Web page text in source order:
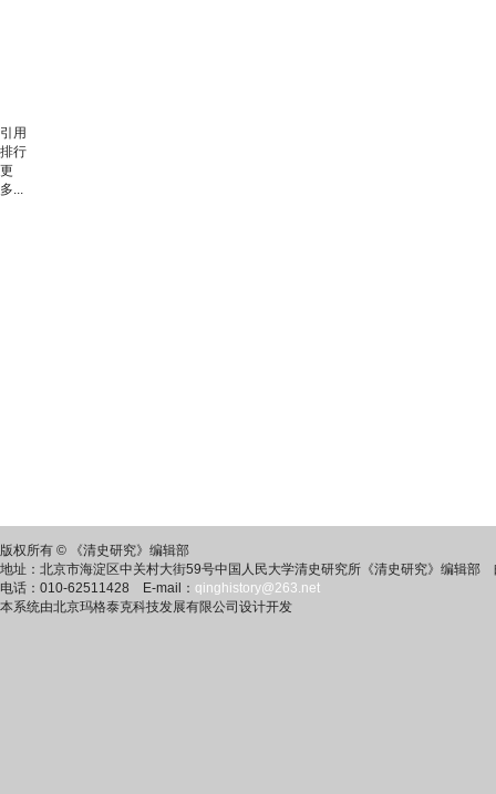
引用
排行
更
多...
版权所有 © 《清史研究》编辑部
地址：北京市海淀区中关村大街59号中国人民大学清史研究所《清史研究》编辑
电话：010-62511428 E-mail： qinghistory@263.net
本系统由北京玛格泰克科技发展有限公司设计开发